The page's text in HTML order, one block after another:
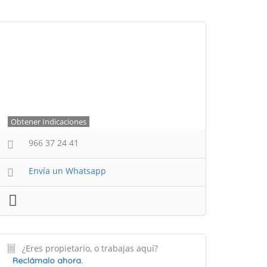
Obtener Indicaciones
966 37 24 41
Envía un Whatsapp
¿Eres propietario, o trabajas aquí?
Reclámalo ahora.